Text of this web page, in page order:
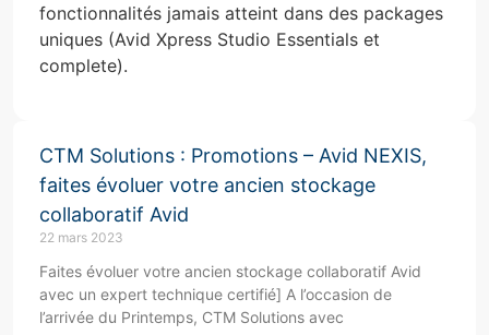
fonctionnalités jamais atteint dans des packages
uniques (Avid Xpress Studio Essentials et
complete).
CTM Solutions : Promotions – Avid NEXIS,
faites évoluer votre ancien stockage
collaboratif Avid
22 mars 2023
Faites évoluer votre ancien stockage collaboratif Avid
avec un expert technique certifié] A l’occasion de
l’arrivée du Printemps, CTM Solutions avec